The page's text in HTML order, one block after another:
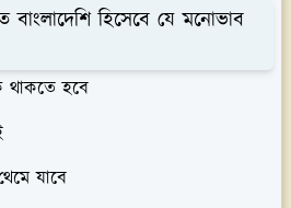
হিসেবে যে মনোভাব
থাকতে হবে
যাবে